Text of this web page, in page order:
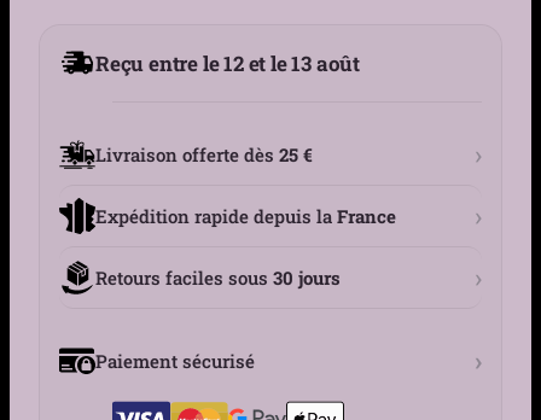
Pavé
Reçu entre le 12 et le 13 août
Livraison offerte dès 25 € ›
Expédition rapide depuis la France ›
Retours faciles sous 30 jours ›
Paiement sécurisé ›